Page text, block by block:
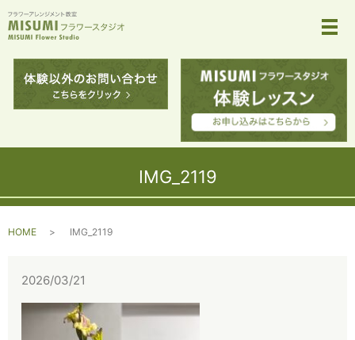
メ
IMG_2119
HOME IMG_2119
2026/03/21